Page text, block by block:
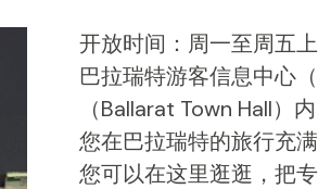
开放时间：周一至周五
巴拉瑞特游客信息中心
（Ballarat Town Hall）
您在巴拉瑞特的旅行充
您可以在这里逛逛，把